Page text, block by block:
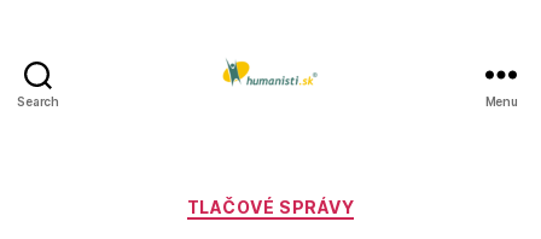
Search Menu
Kategórie
TLAČOVÉ SPRÁVY